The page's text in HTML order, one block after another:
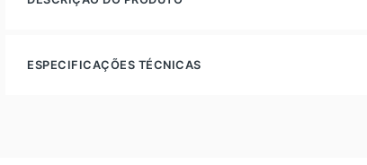
ESPECIFICAÇÕES TÉCNICAS